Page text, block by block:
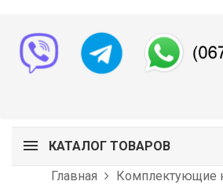
КАТАЛОГ ТОВАРОВ
Главная
Комплектующие